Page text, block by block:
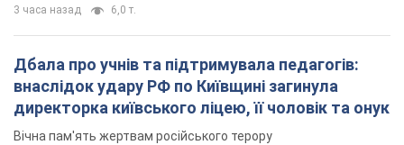
3 часа назад 6,0 т.
Дбала про учнів та підтримувала педагогів:
внаслідок удару РФ по Київщині загинула
директорка київського ліцею, її чоловік та онук
Вічна пам'ять жертвам російського терору